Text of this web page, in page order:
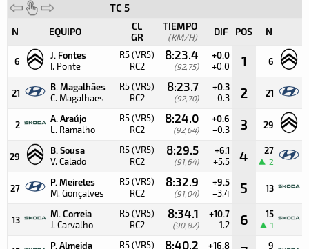
TC 5
N EQUIPO
CL
GR
TIEMPO
(KM/H) DIF POS N
6
J. Fontes
I. Ponte
R5 (VR5)
RC2
8:23.4
(92,75)
+0.0
+0.0 1 6
21
B. Magalhães
C. Magalhaes
R5 (VR5)
RC2
8:23.7
(92,70)
+0.3
+0.3 2 21
2
A. Araújo
L. Ramalho
R5 (VR5)
RC2
8:24.0
(92,64)
+0.6
+0.3 3 29
29
B. Sousa
V. Calado
R5 (VR5)
RC2
8:29.5
(91,64)
+6.1
+5.5 4 27
2
27
P. Meireles
M. Gonçalves
R5 (VR5)
RC2
8:32.9
(91,04)
+9.5
+3.4 5 13
13
M. Correia
J. Carvalho
R5 (VR5)
RC2
8:34.1
(90,82)
+10.7
+1.2 6 15
1
P. Almeida
R5 (VR5)
8:40.2 +16.8 9